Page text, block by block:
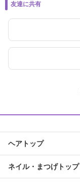
友達に共有
ヘアトップ
ネイル・まつげトップ